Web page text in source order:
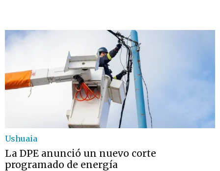
Ushuaia
La DPE anunció un nuevo corte
programado de energía